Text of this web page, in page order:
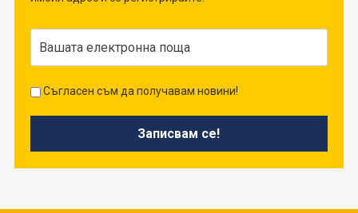
Съгласен съм да получавам новини!